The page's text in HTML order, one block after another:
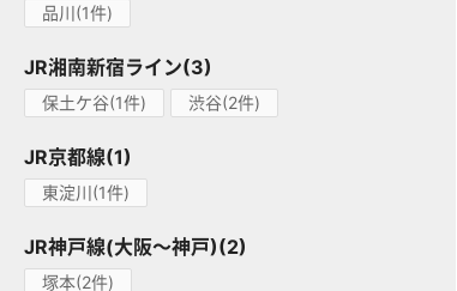
品川(1件)
JR湘南新宿ライン(3)
保土ケ谷(1件) 渋谷(2件)
JR京都線(1)
東淀川(1件)
JR神戸線(大阪～神戸)(2)
塚本(2件)